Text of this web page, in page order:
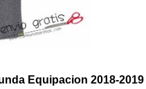
Equipacion 2018-2019